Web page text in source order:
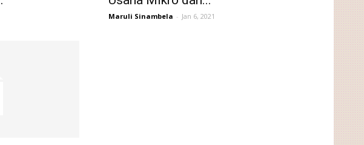
Maruli Sinambela - Jan 6, 2021